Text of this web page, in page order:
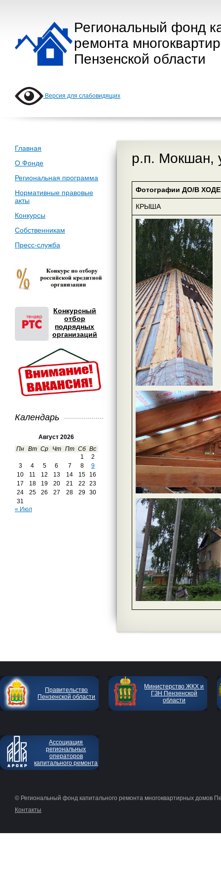
Региональный фонд
ремонта
Пензенской области
Версия для слабовидящих
Главная
О Фонде
Региональная программа
Нормативные правовые
акты
Конкурсы
Собственникам
Пресс-служба
Конкурсный
отбор
подрядных
организаций
Календарь
Август 2026
Пн Вт Ср Чт Пт Сб Вс
1
2
3
4 5 6 7 8
9
10
11 12 13 14 15
16
17
18 19 20 21 22
23
24
25 26 27 28 29
30
31
« Июл
р.п. Мокшан,
Фотографии ДО/В ХОДЕ
КРЫША
Правительство
Пензенской области
Министерство ЖКХ и
ГЗН Пензенской
области
Ассоциация
региональных
операторов
капитального ремонта
© Региональный фонд капитального ремонта многоквартирных домов
Контакты